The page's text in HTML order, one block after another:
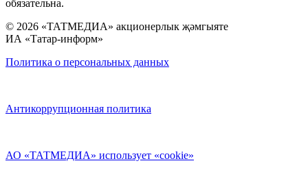
обязательна.
© 2026 «ТАТМЕДИА» акционерлык җәмгыяте
ИА «Татар-информ»
Политика о персональных данных
Антикоррупционная политика
АО «ТАТМЕДИА» использует «cookie»